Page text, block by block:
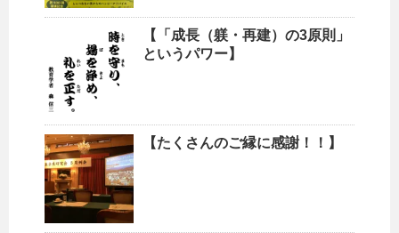
【「成長（躾・再建）の3原則」
というパワー】
【たくさんのご縁に感謝！！】